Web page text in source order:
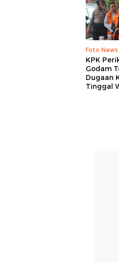
Foto News
KPK
Godam
Dugaan
Tinggal